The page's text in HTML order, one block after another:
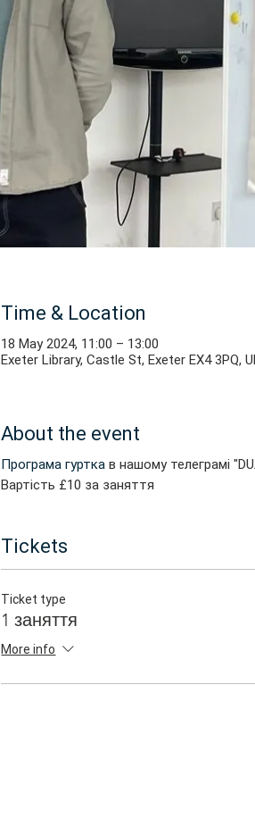
Time & Location
18 May 2024, 11:00 – 13:00
Exeter Library, Castle St, Exeter EX4 3PQ,
About the event
Програма гурткав нашому телеграмі
Вартість £10 за заняття
Tickets
Ticket type
1 заняття
More info